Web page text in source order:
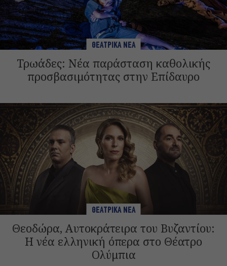
ΘΕΑΤΡΙΚΑ ΝΕΑ
Τρωάδες: Νέα παράσταση καθολικής
προσβασιμότητας στην Επίδαυρο
ΘΕΑΤΡΙΚΑ ΝΕΑ
Θεοδώρα, Αυτοκράτειρα του Βυζαντίου:
Η νέα ελληνική όπερα στο Θέατρο
Ολύμπια